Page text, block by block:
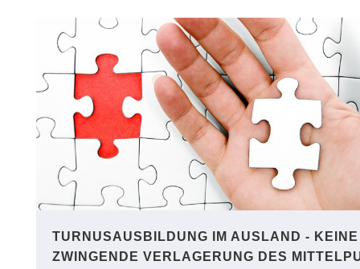
TURNUSAUSBILDUNG IM AUSLAND - KEINE
ZWINGENDE VERLAGERUNG DES